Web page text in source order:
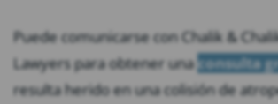
Puede comunicarse con Chalik &
Lawyers para obtener unaconsulta
resulta herido en una colisión de